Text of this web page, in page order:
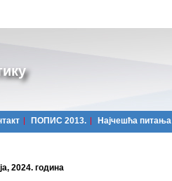
ПОПИС 2013. Најчешћa питања
2024. година